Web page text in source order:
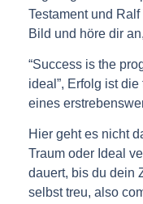
Testament und
Bild und höre dir
“Success is the
ideal”, Erfolg ist
eines
Hier geht es nicht
Traum oder Ideal
dauert, bis du dein
selbst treu, also